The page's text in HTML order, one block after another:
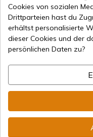
39,29 €
REF: S0273
Cookies von sozialen
Drittparteien hast du
erhältst personalisierte
dieser Cookies und der
persönlichen Daten zu?